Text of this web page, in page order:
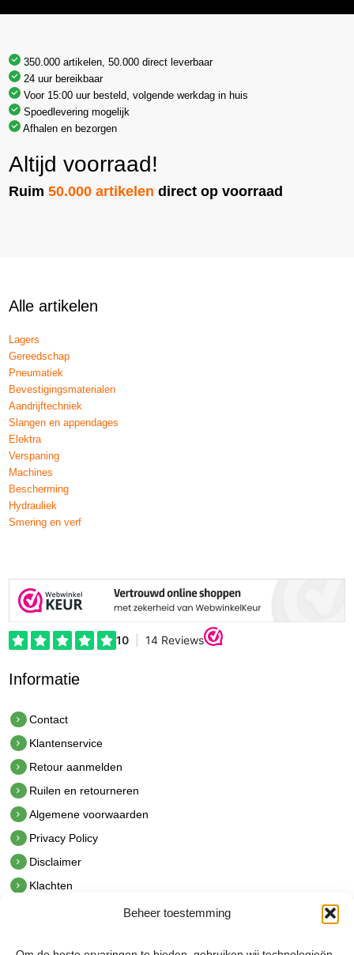
Beheer toestemming
350.000 artikelen, 50.000 direct leverbaar
24 uur bereikbaar
Voor 15:00 uur besteld, volgende werkdag in huis
Spoedlevering mogelijk
Afhalen en bezorgen
Altijd voorraad!
Ruim50.000 artikelen direct op voorraad
Alle artikelen
Lagers
Gereedschap
Pneumatiek
Bevestigingsmaterialen
Aandrijftechniek
Slangen en appendages
Elektra
Verspaning
Machines
Bescherming
Hydrauliek
Smering en verf
Informatie
Contact
Klantenservice
Retour aanmelden
Ruilen en retourneren
Algemene voorwaarden
Privacy Policy
Disclaimer
Klachten
hetindustriehuis B.V.